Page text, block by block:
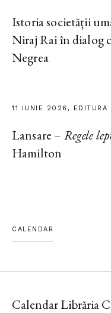
Istoria societății
Niraj Rai în dialog
Negrea
11 IUNIE 2026, EDITURA
Lansare – Regele
Hamilton
CALENDAR
Calendar Librăria